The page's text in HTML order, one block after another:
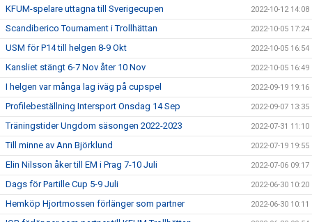
KFUM-spelare uttagna till Sverigecupen 2022-10-12 14:08
Scandiberico Tournament i Trollhättan 2022-10-05 17:24
USM för P14 till helgen 8-9 Okt 2022-10-05 16:54
Kansliet stängt 6-7 Nov åter 10 Nov 2022-10-05 16:49
I helgen var många lag iväg på cupspel 2022-09-19 19:16
Profilebeställning Intersport Onsdag 14 Sep 2022-09-07 13:35
Träningstider Ungdom säsongen 2022-2023 2022-07-31 11:10
Till minne av Ann Björklund 2022-07-19 19:55
Elin Nilsson åker till EM i Prag 7-10 Juli 2022-07-06 09:17
Dags för Partille Cup 5-9 Juli 2022-06-30 10:20
Hemköp Hjortmossen förlänger som partner 2022-06-30 10:11